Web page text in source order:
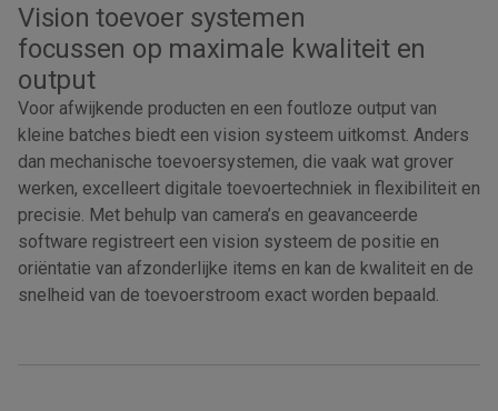
Vision toevoer systemen
focussen op maximale kwaliteit en
output
Voor afwijkende producten en een foutloze output van
kleine batches biedt een vision systeem uitkomst. Anders
dan mechanische toevoersystemen, die vaak wat grover
werken, excelleert digitale toevoertechniek in flexibiliteit en
precisie. Met behulp van camera’s en geavanceerde
software registreert een vision systeem de positie en
oriëntatie van afzonderlijke items en kan de kwaliteit en de
snelheid van de toevoerstroom exact worden bepaald.